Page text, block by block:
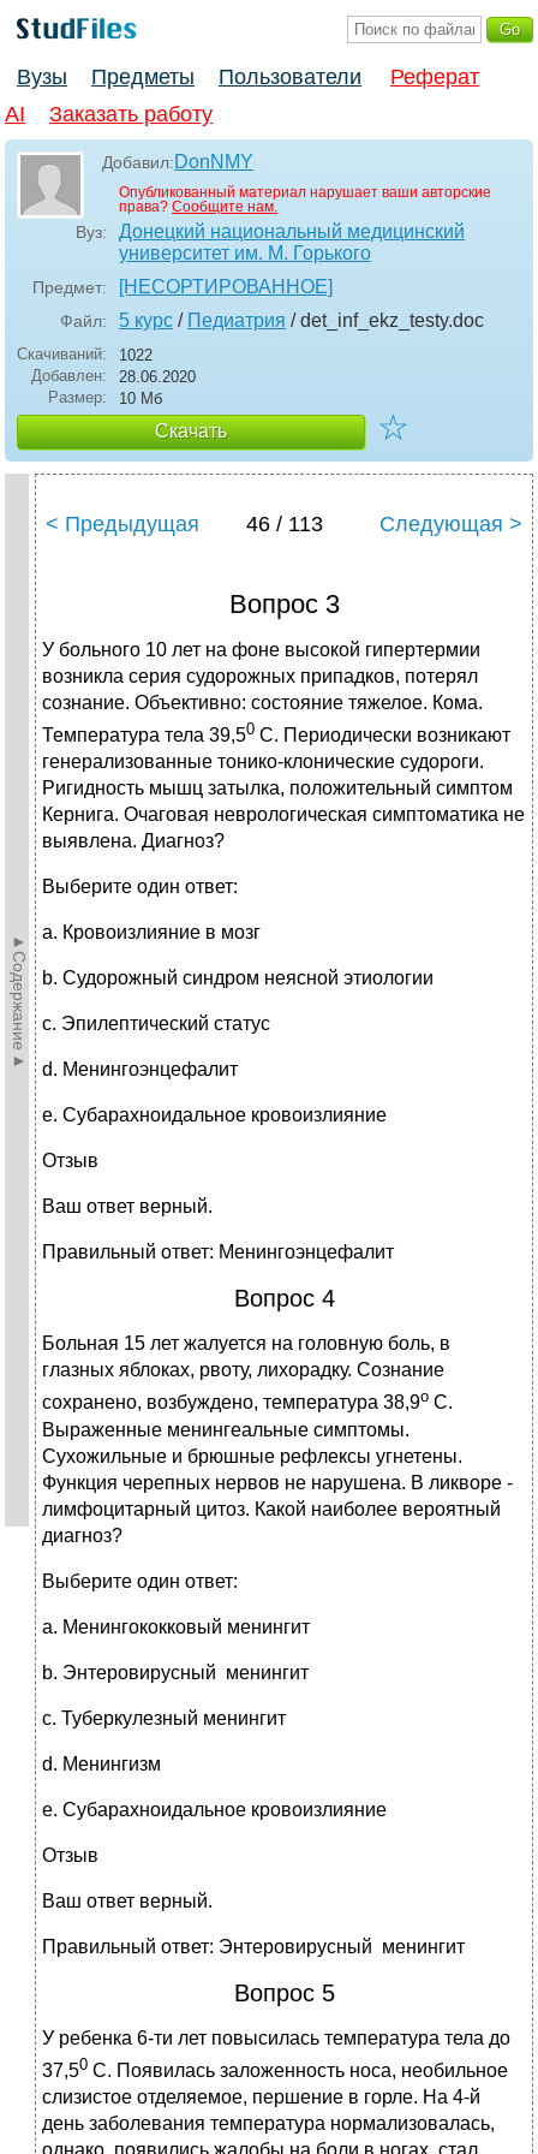
Вузы Предметы Пользователи
Реферат
AI
Заказать работу
Добавил:DonNMY
Опубликованный материал нарушает ваши авторские
права? Сообщите нам.
Вуз:
Донецкий национальный медицинский
университет им. М. Горького
Предмет: [НЕСОРТИРОВАННОЕ]
Файл: 5 курс / Педиатрия / det_inf_ekz_testy.doc
Скачиваний:
1022
Добавлен:
28.06.2020
Размер:
10 Мб
Скачать ☆
►Содержание►
< Предыдущая 46 / 113 Следующая >
Вопрос 3
У больного 10 лет на фоне высокой гипертермии
возникла серия судорожных припадков, потерял
сознание. Объективно: состояние тяжелое. Кома.
Температура тела 39,50 С. Периодически возникают
генерализованные тонико-клонические судороги.
Ригидность мышц затылка, положительный симптом
Кернига. Очаговая неврологическая симптоматика не
выявлена. Диагноз?
Выберите один ответ:
a. Кровоизлияние в мозг
b. Судорожный синдром неясной этиологии
c. Эпилептический статус
d. Менингоэнцефалит
e. Субарахноидальное кровоизлияние
Отзыв
Ваш ответ верный.
Правильный ответ: Менингоэнцефалит
Вопрос 4
Больная 15 лет жалуется на головную боль, в
глазных яблоках, рвоту, лихорадку. Сознание
сохранено, возбуждено, температура 38,9о С.
Выраженные менингеальные симптомы.
Сухожильные и брюшные рефлексы угнетены.
Функция черепных нервов не нарушена. В ликворе -
лимфоцитарный цитоз. Какой наиболее вероятный
диагноз?
Выберите один ответ:
a. Менингококковый менингит
b. Энтеровирусный менингит
c. Туберкулезный менингит
d. Менингизм
e. Субарахноидальное кровоизлияние
Отзыв
Ваш ответ верный.
Правильный ответ: Энтеровирусный менингит
Вопрос 5
У ребенка 6-ти лет повысилась температура тела до
37,50 С. Появилась заложенность носа, необильное
слизистое отделяемое, першение в горле. На 4-й
день заболевания температура нормализовалась,
однако, появились жалобы на боли в ногах, стал